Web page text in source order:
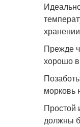
Прежде
хорошо
морковь
Простой
должны